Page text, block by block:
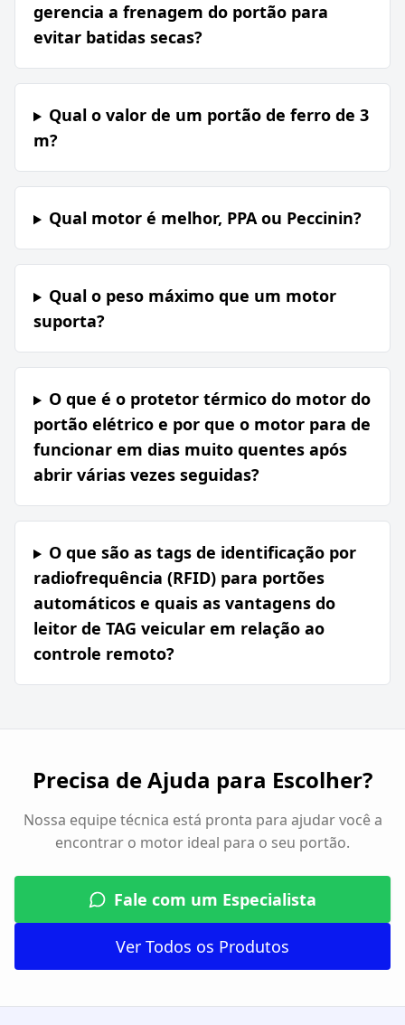
gerencia a frenagem do portão para
evitar batidas secas?
Qual o valor de um portão de ferro de 3
m?
Qual motor é melhor, PPA ou Peccinin?
Qual o peso máximo que um motor
suporta?
O que é o protetor térmico do motor do
portão elétrico e por que o motor para de
funcionar em dias muito quentes após
abrir várias vezes seguidas?
O que são as tags de identificação por
radiofrequência (RFID) para portões
automáticos e quais as vantagens do
leitor de TAG veicular em relação ao
controle remoto?
Precisa de Ajuda para Escolher?
Nossa equipe técnica está pronta para ajudar você a
encontrar o motor ideal para o seu portão.
Fale com um Especialista
Ver Todos os Produtos